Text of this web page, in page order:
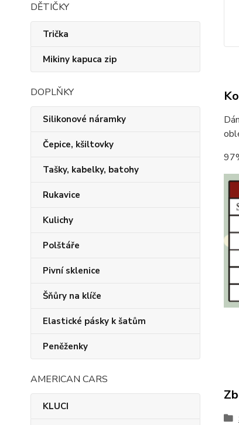
DĚTIČKY
Trička
Mikiny kapuca zip
DOPLŇKY
Silikonové náramky
Čepice, kšiltovky
Tašky, kabelky, batohy
Rukavice
Kulichy
Polštáře
Pivní sklenice
Šňůry na klíče
Elastické pásky k šatům
Peněženky
AMERICAN CARS
KLUCI